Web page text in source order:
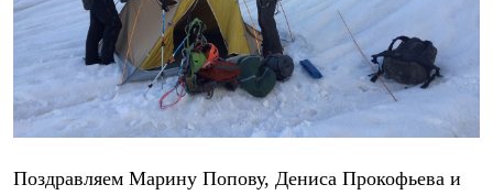
Лёгкая одежда
Футболки
Рубашки
Толстовки
Брюки
Шорты
Женская одежда
Куртки
Поздравляем Марину Попову, Дениса Прокофьева и